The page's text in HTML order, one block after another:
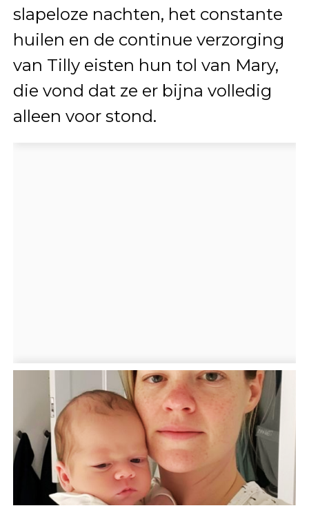
slapeloze nachten, het constante
huilen en de continue verzorging
van Tilly eisten hun tol van Mary,
die vond dat ze er bijna volledig
alleen voor stond.